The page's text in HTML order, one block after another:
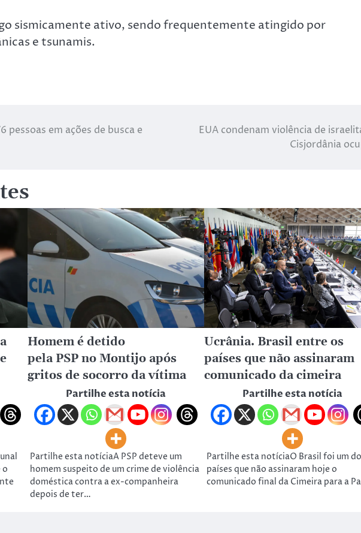
sismicamente ativo, sendo frequentemente atingido por
e tsunamis.
em ações de busca e
EUA condenam violência de
Cisjordânia
o
Homem é detido
pela PSP no Montijo após
gritos de socorro da vítima
Partilhe esta notícia
Partilhe esta notíciaA PSP deteve um
homem suspeito de um crime de violência
doméstica contra a ex-companheira
depois de ter…
Ucrânia. Brasil entre os
países que não assinaram
comunicado da cimeira
Partilhe esta notícia
Partilhe esta notíciaO Brasil foi um
países que não assinaram hoje o
comunicado final da Cimeira para a